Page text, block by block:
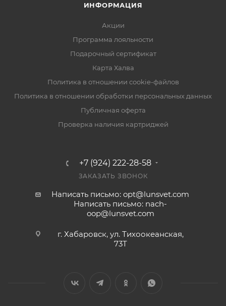
ИНФОРМАЦИЯ
Акции
Программа лояльности
Подарочный сертификат
Карта Халва
Политика в отношении cookie-файлов
Политика в отношении обработки персональных данных
Публичная оферта
Проверка наличия картриджей
+7 (924) 222-28-58
ЗАКАЗАТЬ ЗВОНОК
Написать письмо: opt@lunsvet.com
Написать письмо: nach-
oop@lunsvet.com
г. Хабаровск, ул. Тихоокеанская,
73Т